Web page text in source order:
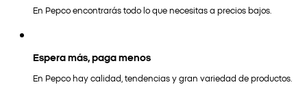
En Pepco encontrarás todo lo que necesitas a precios bajos.
Espera más, paga menos
En Pepco hay calidad, tendencias y gran variedad de productos.